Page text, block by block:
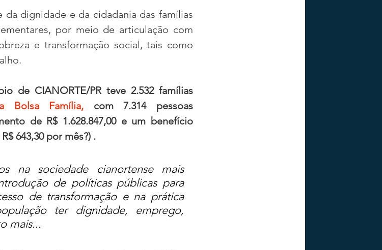
dignidade e da cidadania das famílias
por meio de articulação com
e transformação social, tais como
de CIANORTE/PR teve 2.532 famílias
Bolsa Família, com 7.314 pessoas
de R$ 1.628.847,00 e um benefício
643,30 por mês?) .
na sociedade cianortense mais
de políticas públicas para
de transformação e na prática
ter dignidade, emprego,
mais...